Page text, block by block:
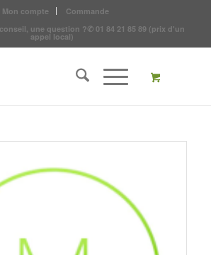
Mon compte
Commande
une question ?✆ 01 84 21 85 89 (prix d'un
appel local)